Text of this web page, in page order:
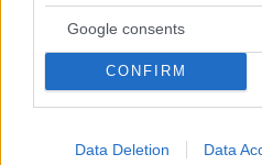
Google consents
CONFIRM
Data Deletion Data
«Πέρασα 4 υπέροχα χρόνια,
την Ελλάδα»: Ο Νόαμ Κατζ
Αθήνα
Ξανά πάνω από τις 2.600
εβδομαδιαία κέρδη 1,8%, πού
πριν 12 λεπτά